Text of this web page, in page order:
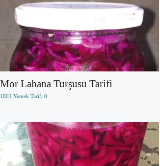
Mor Lahana Turşusu Tarifi
1001 Yemek Tarifi 0